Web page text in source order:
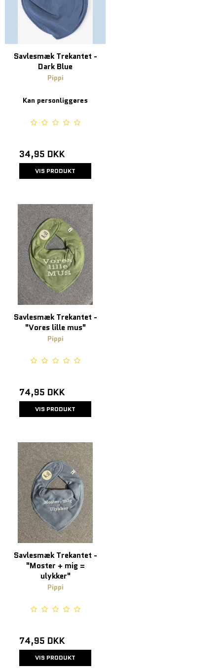
Savlesmæk Trekantet -
Dark Blue
Pippi
Kan personliggøres
34,95 DKK
VIS PRODUKT
Savlesmæk Trekantet -
"Vores lille mus"
Pippi
74,95 DKK
VIS PRODUKT
Savlesmæk Trekantet -
"Moster + mig =
ulykker"
Pippi
74,95 DKK
VIS PRODUKT